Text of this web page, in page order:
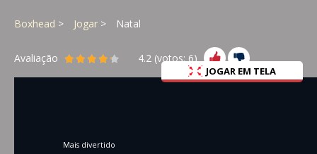
Boxhead Jogar Natal
Avaliação 4.2 (votos:6)
JOGAR EM TELA
Mais divertido